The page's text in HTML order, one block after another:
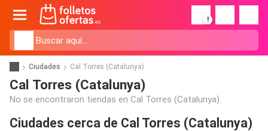
!
Ciudades Cal Torres (Catalunya)
Cal Torres (Catalunya)
No se encontraron tiendas en Cal Torres (Catalunya).
Ciudades cerca de Cal Torres (Catalunya)